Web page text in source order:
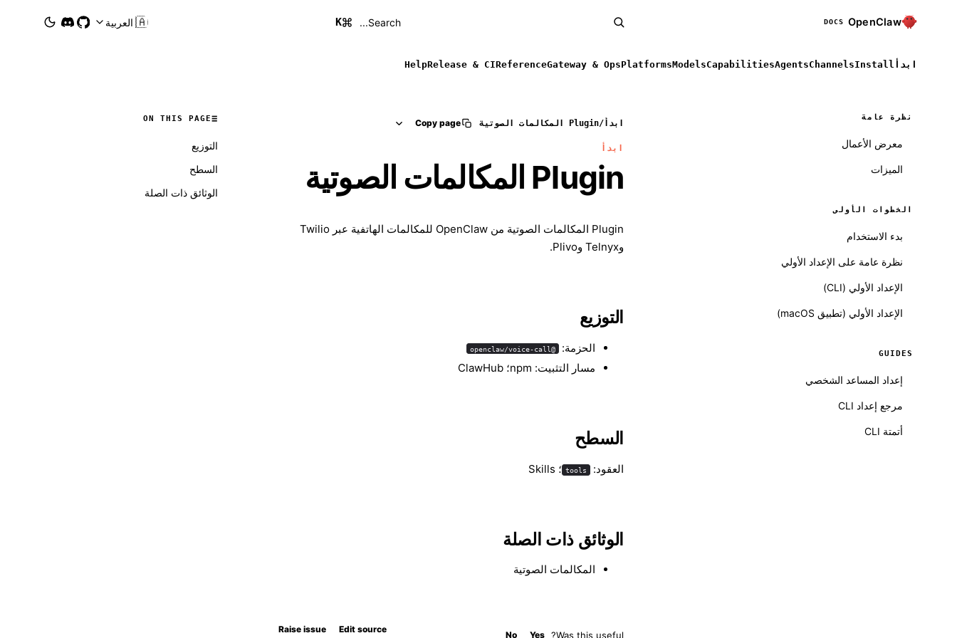
OpenClaw
DOCS
Search...
K
🇸🇦العربية
ابدأ Install
Channels
Agents
Capabilities
Models
Platforms
Gateway & Ops
Reference
Release & CI
Help
نظرة عامة
معرض الأعمال
الميزات
الخطوات الأولى
بدء الاستخدام
نظرة عامة على الإعداد الأولي
الإعداد الأولي (CLI)
الإعداد الأولي (تطبيق macOS)
GUIDES
إعداد المساعد الشخصي
مرجع إعداد CLI
أتمتة CLI
ابدأ /Plugin المكالمات الصوتية Copy page
ابدأ
Plugin المكالمات الصوتية
Plugin المكالمات الصوتية من OpenClaw للمكالمات الهاتفية عبر Twilio
وTelnyx وPlivo.
التوزيع
الحزمة: @openclaw/voice-call
مسار التثبيت: npm؛ ClawHub
السطح
العقود: tools ؛ Skills
الوثائق ذات الصلة
المكالمات الصوتية
Was this useful?
Yes
No
Edit source
Raise issue
ON THIS PAGE
التوزيع
السطح
الوثائق ذات الصلة
Molty